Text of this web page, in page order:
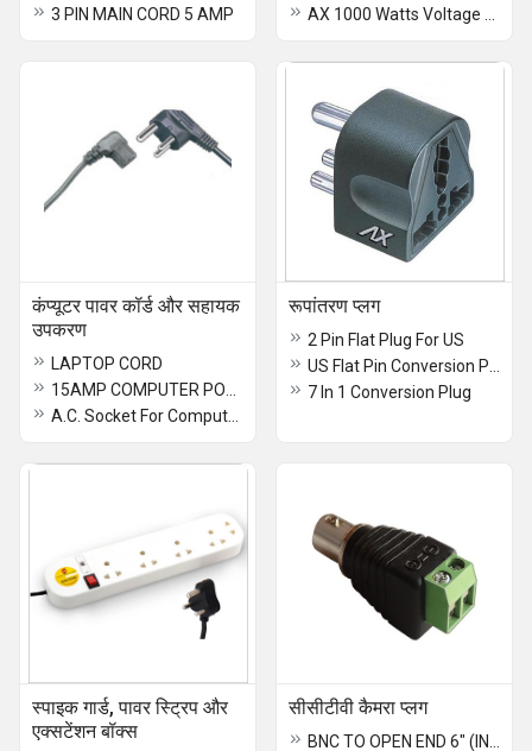
3 PIN MAIN CORD 5 AMP
कंप्यूटर पावर कॉर्ड और सहायक
उपकरण
LAPTOP CORD
रूपांतरण प्लग
2 Pin Flat Plug For US
7 In 1 Conversion Plug
स्पाइक गार्ड, पावर स्ट्रिप और
एक्सटेंशन बॉक्स
सीसीटीवी कैमरा प्लग